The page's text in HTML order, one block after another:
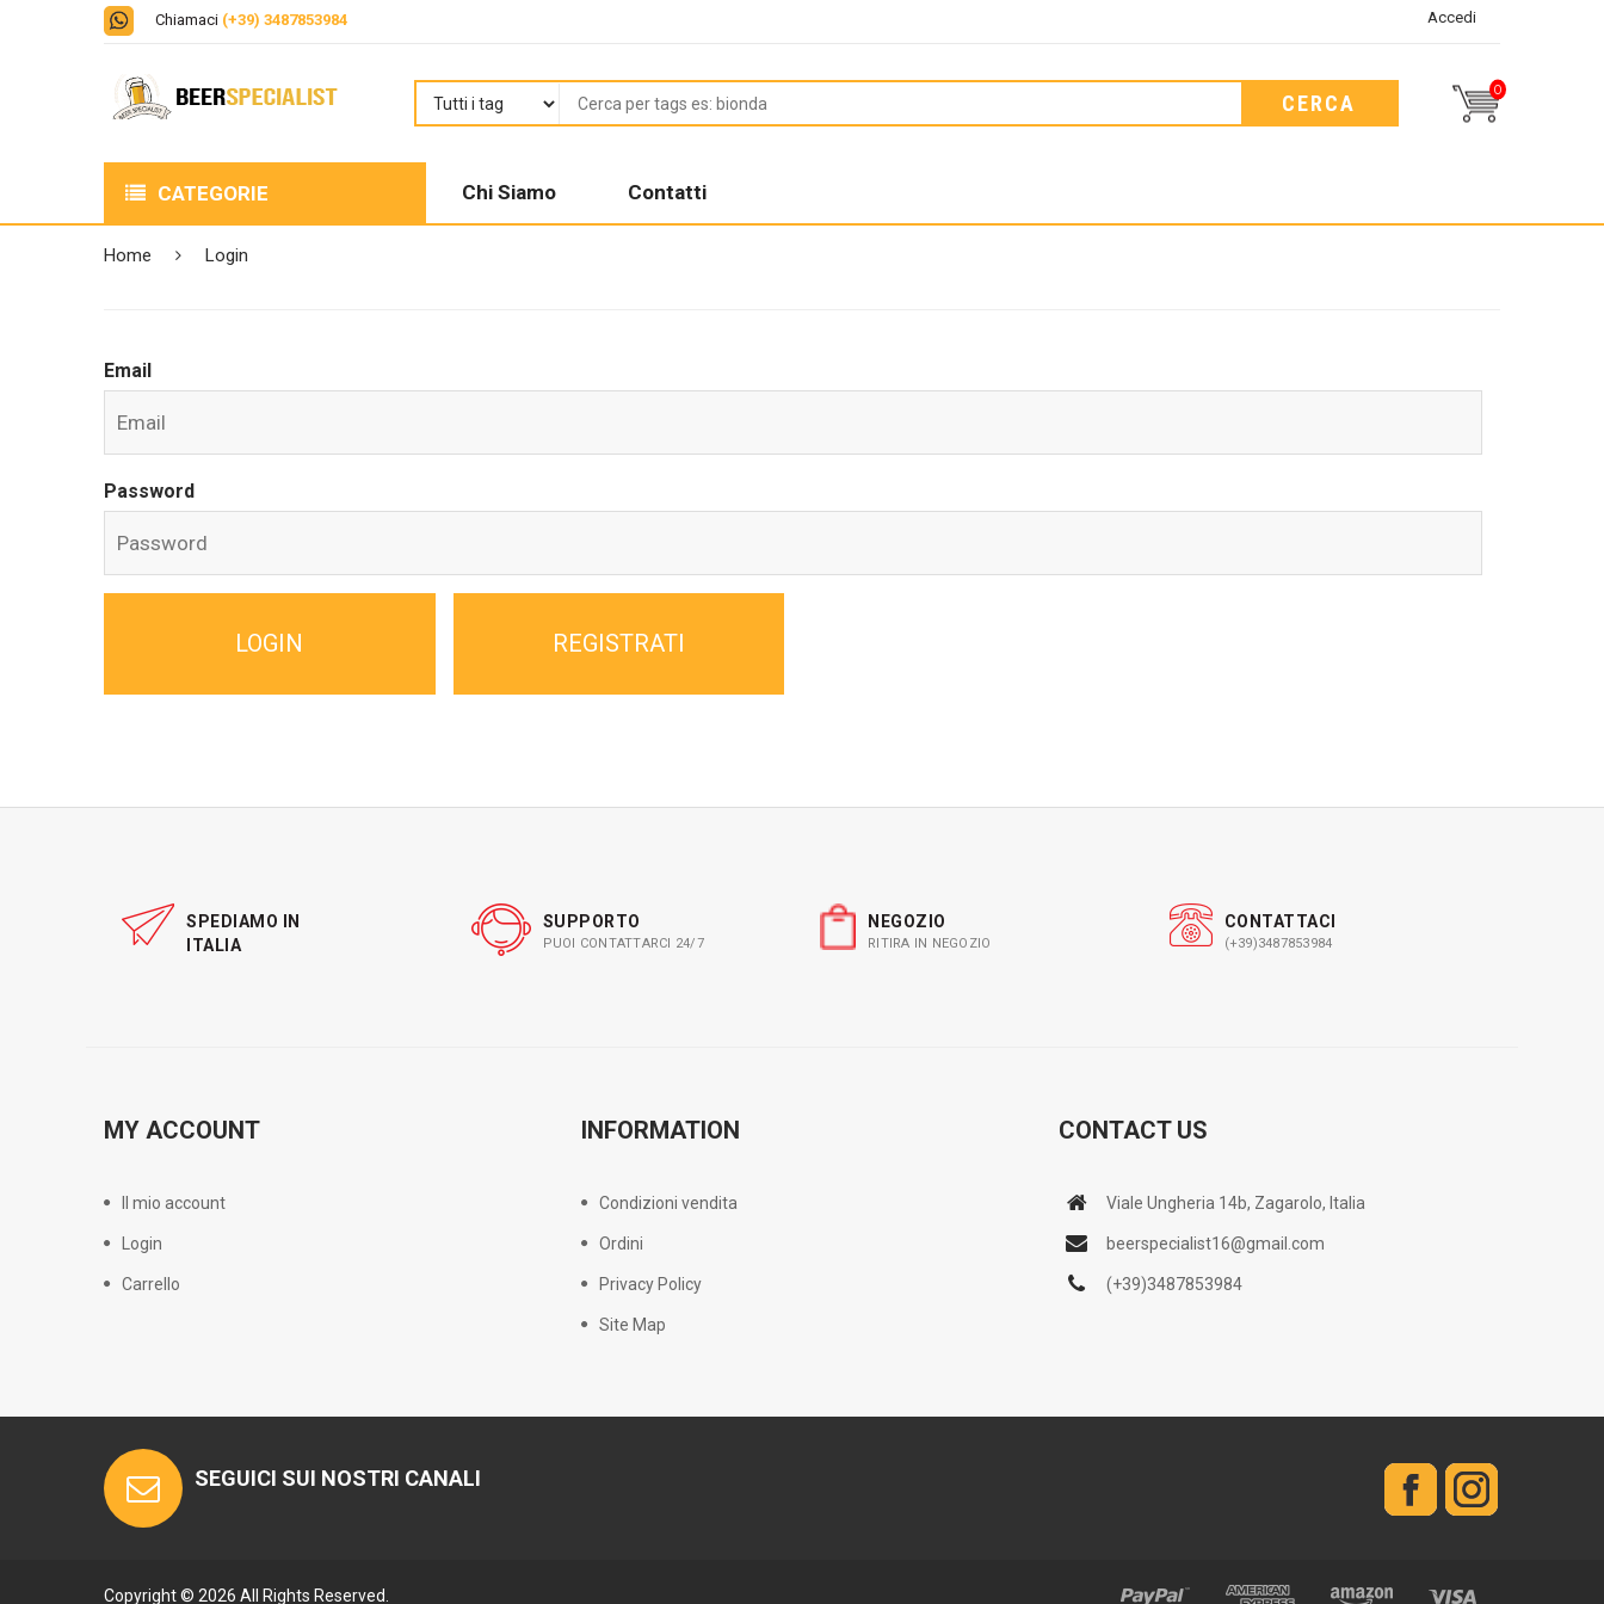
Chiamaci (+39) 3487853984 Accedi
CERCA
0
CATEGORIE Chi Siamo Contatti
BIRRE
BOX DEGUSTAZIONE
DISTILLATI
Cecoslovacchia
Home Login
Email
Password
LOGIN REGISTRATI
SPEDIAMO IN
ITALIA
SUPPORTO
PUOI CONTATTARCI 24/7
NEGOZIO
RITIRA IN NEGOZIO
CONTATTACI
(+39)3487853984
MY ACCOUNT
Il mio account
Login
Carrello
INFORMATION
Condizioni vendita
Ordini
Privacy Policy
Site Map
CONTACT US
Viale Ungheria 14b, Zagarolo, Italia
beerspecialist16@gmail.com
(+39)3487853984
SEGUICI SUI NOSTRI CANALI
Copyright © 2026 All Rights Reserved.